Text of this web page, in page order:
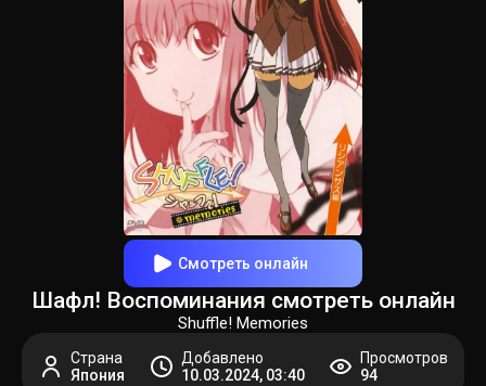
Смотреть онлайн
Шафл! Воспоминания смотреть онлайн
Shuffle! Memories
Страна
Япония
Добавлено
10.03.2024, 03:40
Просмотров
94